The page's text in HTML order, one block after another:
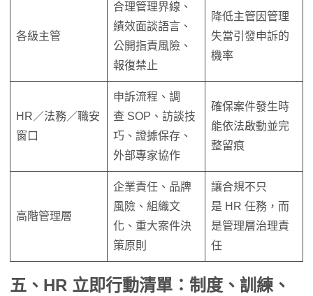
各級主管
合理管理界線、
績效面談語言、
公開指責風險、
報復禁止
降低主管因管理
失當引發申訴的
機率
HR／法務／職安
窗口
申訴流程、調
查 SOP、訪談技
巧、證據保存、
外部專家協作
確保案件發生時
能依法啟動並完
整留痕
高階管理層
企業責任、品牌
風險、組織文
化、重大案件決
策原則
讓合規不只
是 HR 任務，而
是管理層治理責
任
五、 HR 立即行動清單 ： 制度、訓練、